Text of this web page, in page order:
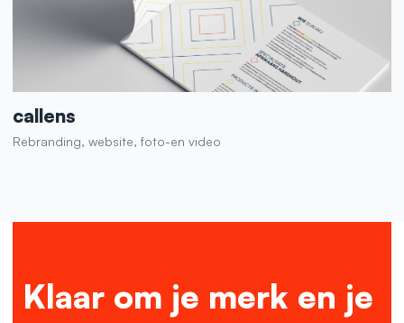
callens
Rebranding, website, foto-en video
Klaar om je merk en je